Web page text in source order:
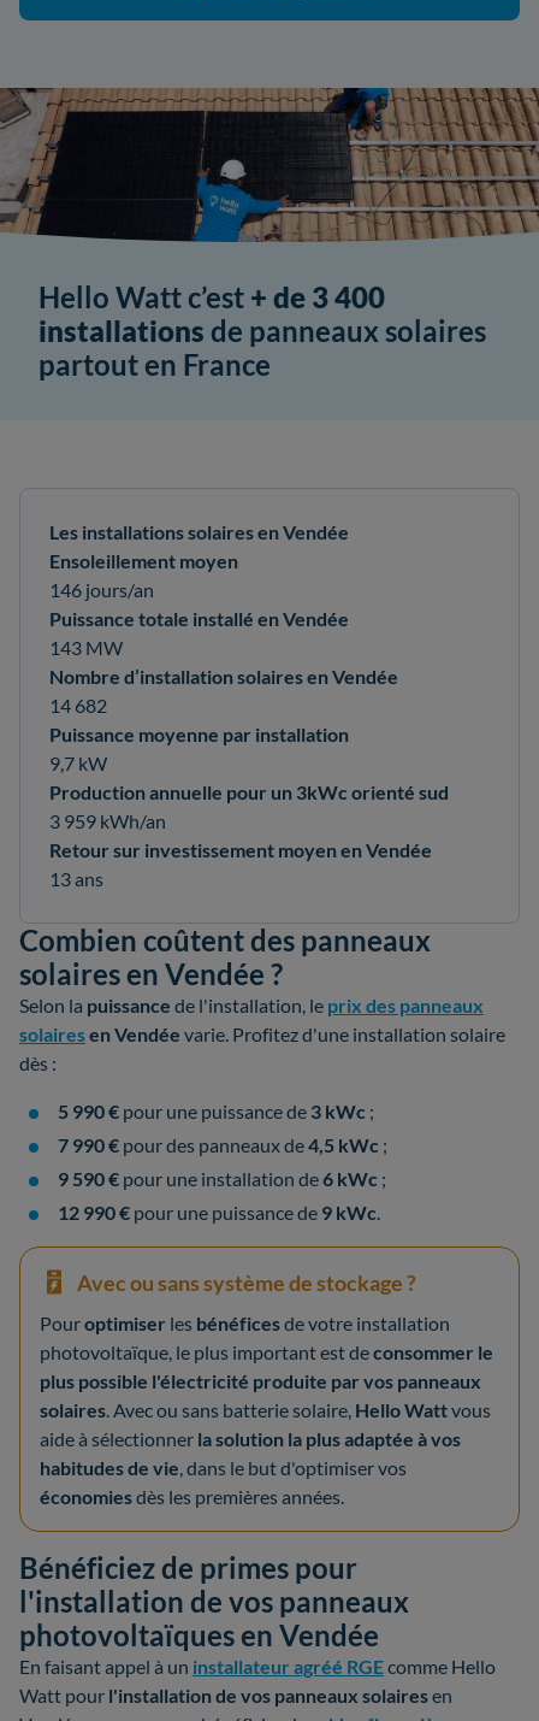
Hello Watt c’est + de 3 400
installations de panneaux solaires
partout en France
Les installations solaires en Vendée
Ensoleillement moyen
146 jours/an
Puissance totale installé en Vendée
143 MW
Nombre d’installation solaires en Vendée
14 682
Puissance moyenne par installation
9,7 kW
Production annuelle pour un 3kWc orienté sud
3 959 kWh/an
Retour sur investissement moyen en Vendée
13 ans
Combien coûtent des panneaux
solaires en Vendée ?
Selon la puissance de l'installation, le prix des panneaux
solairesen Vendée varie. Profitez d'une installation solaire
dès :
5 990 € pour une puissance de 3 kWc ;
7 990 € pour des panneaux de4,5 kWc ;
9 590 € pour une installation de6 kWc ;
12 990 € pour une puissance de 9 kWc.
Avec ou sans système de stockage ?
Pouroptimiser les bénéficesde votre installation
photovoltaïque, le plus important est deconsommer le
plus possible l'électricité produite par vos panneaux
solaires. Avec ou sans batterie solaire, Hello Wattvous
aide à sélectionner la solution la plus adaptée à vos
habitudes de vie, dans le but d'optimiser vos
économiesdès les premières années.
Bénéficiez de primes pour
l'installation de vos panneaux
photovoltaïques en Vendée
En faisant appel à un installateur agréé RGEcomme Hello
Watt pour l'installation de vos panneaux solairesen